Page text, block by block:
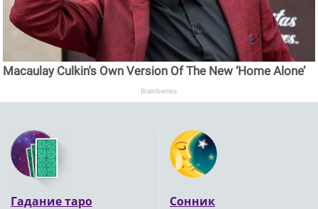
Macaulay Culkin's Own Version Of The New ‘Home Alone’
Brainberries
Гадание таро Сонник